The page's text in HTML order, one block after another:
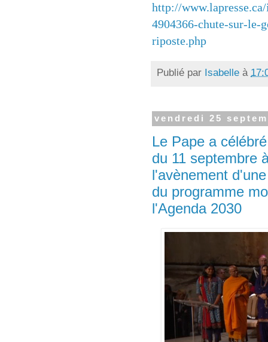
http://
4904366-chute-sur-le-
riposte.php
Publié par Isabelle à
vendredi 25
Le Pape a
du 11 septembre
l'avènement
du programme
l'Agenda 2030